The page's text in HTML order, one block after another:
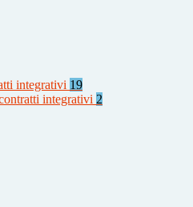
integrativi 19
integrativi 2